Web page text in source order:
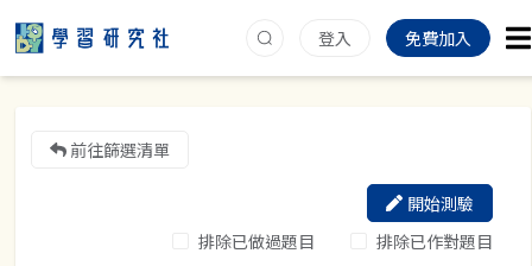
登入 免費加入
前往篩選清單
排除已做過題目 排除已作對題目
開始測驗